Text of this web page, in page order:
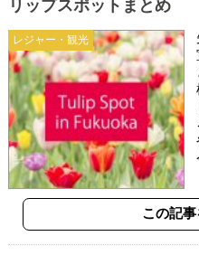
レジャー・観光
リップスポットまとめ
この記